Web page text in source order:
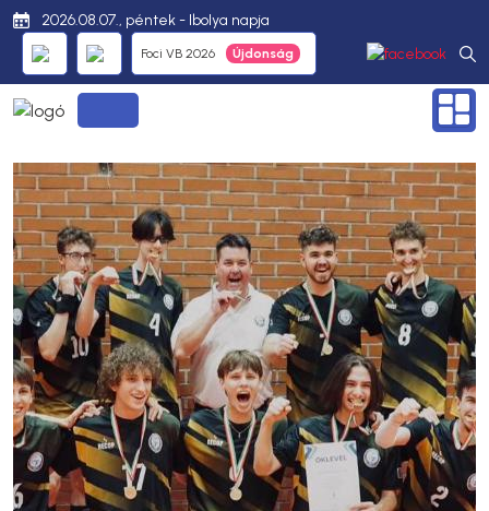
2026.08.07., péntek - Ibolya napja
Foci VB 2026